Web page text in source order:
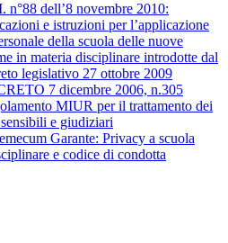
n°88 dell’8 novembre 2010:
e istruzioni per l’applicazione
della scuola delle nuove
in materia disciplinare introdotte dal
legislativo 27 ottobre 2009
7 dicembre 2006, n.305
MIUR per il trattamento dei
e giudiziari
Garante: Privacy a scuola
e codice di condotta